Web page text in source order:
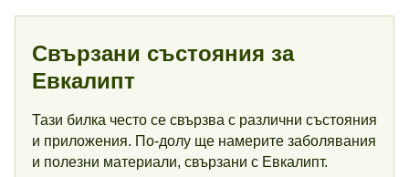
Свързани състояния за
Евкалипт
Тази билка често се свързва с различни състояния
и приложения. По-долу ще намерите заболявания
и полезни материали, свързани с Евкалипт.